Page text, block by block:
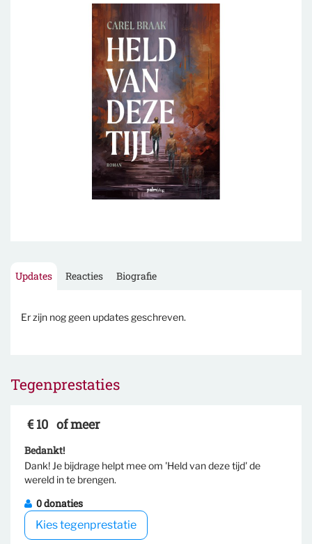
Updates Reacties Biografie
Er zijn nog geen updates geschreven.
Tegenprestaties
€ 10 of meer
Bedankt!
Dank! Je bijdrage helpt mee om 'Held van deze tijd' de
wereld in te brengen.
0 donaties
Kies tegenprestatie
Selecteer tegenprestatie